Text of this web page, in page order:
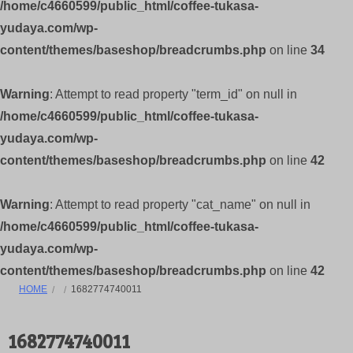
/home/c4660599/public_html/coffee-tukasa-
yudaya.com/wp-
content/themes/baseshop/breadcrumbs.php on line 34
Warning: Attempt to read property "term_id" on null in
/home/c4660599/public_html/coffee-tukasa-
yudaya.com/wp-
content/themes/baseshop/breadcrumbs.php on line 42
Warning: Attempt to read property "cat_name" on null in
/home/c4660599/public_html/coffee-tukasa-
yudaya.com/wp-
content/themes/baseshop/breadcrumbs.php on line 42
HOME 1682774740011
1682774740011